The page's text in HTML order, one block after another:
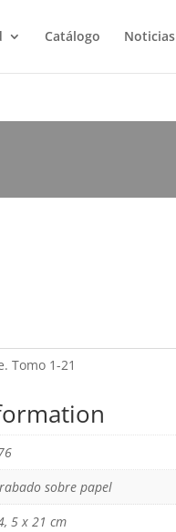
Catálogo Noticias
Tomo 1-21
sobre papel
5 x 21 cm